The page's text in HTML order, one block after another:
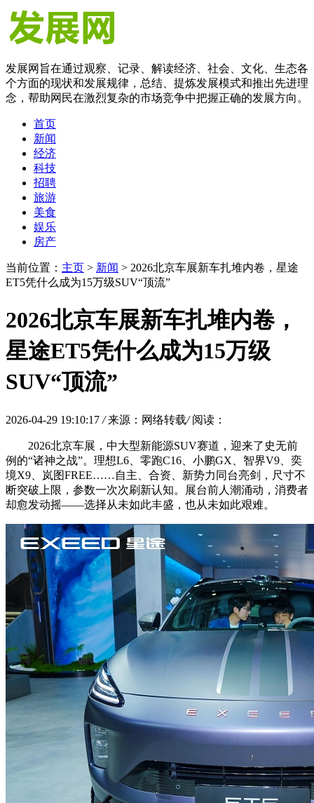
发展网旨在通过观察、记录、解读经济、社会、文化、生态各
个方面的现状和发展规律，总结、提炼发展模式和推出先进理
念，帮助网民在激烈复杂的市场竞争中把握正确的发展方向。
首页
新闻
经济
科技
招聘
旅游
美食
娱乐
房产
当前位置： 主页 > 新闻 > 2026北京车展新车扎堆内卷，星途
ET5凭什么成为15万级SUV“顶流”
2026北京车展新车扎堆内卷，
星途ET5凭什么成为15万级
SUV“顶流”
2026-04-29 19:10:17 / 来源：网络转载/ 阅读：
2026北京车展，中大型新能源SUV赛道，迎来了史无前
例的“诸神之战”。理想L6、零跑C16、小鹏GX、智界V9、奕
境X9、岚图FREE……自主、合资、新势力同台亮剑，尺寸不
断突破上限，参数一次次刷新认知。展台前人潮涌动，消费者
却愈发动摇——选择从未如此丰盛，也从未如此艰难。